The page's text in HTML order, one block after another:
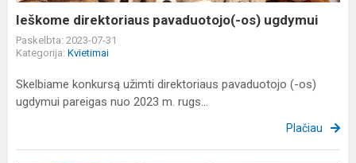
Ieškome direktoriaus pavaduotojo(-os) ugdymui
Paskelbta: 2023-07-31
Kategorija: Kvietimai
Skelbiame konkursą užimti direktoriaus pavaduotojo (-os)
ugdymui pareigas nuo 2023 m. rugs...
Plačiau